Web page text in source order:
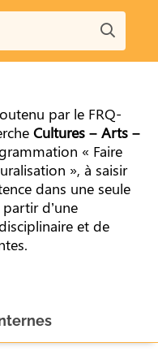
par le FRQ-
Cultures – Arts –
« Faire
», à saisir
dans une seule
d’une
et de